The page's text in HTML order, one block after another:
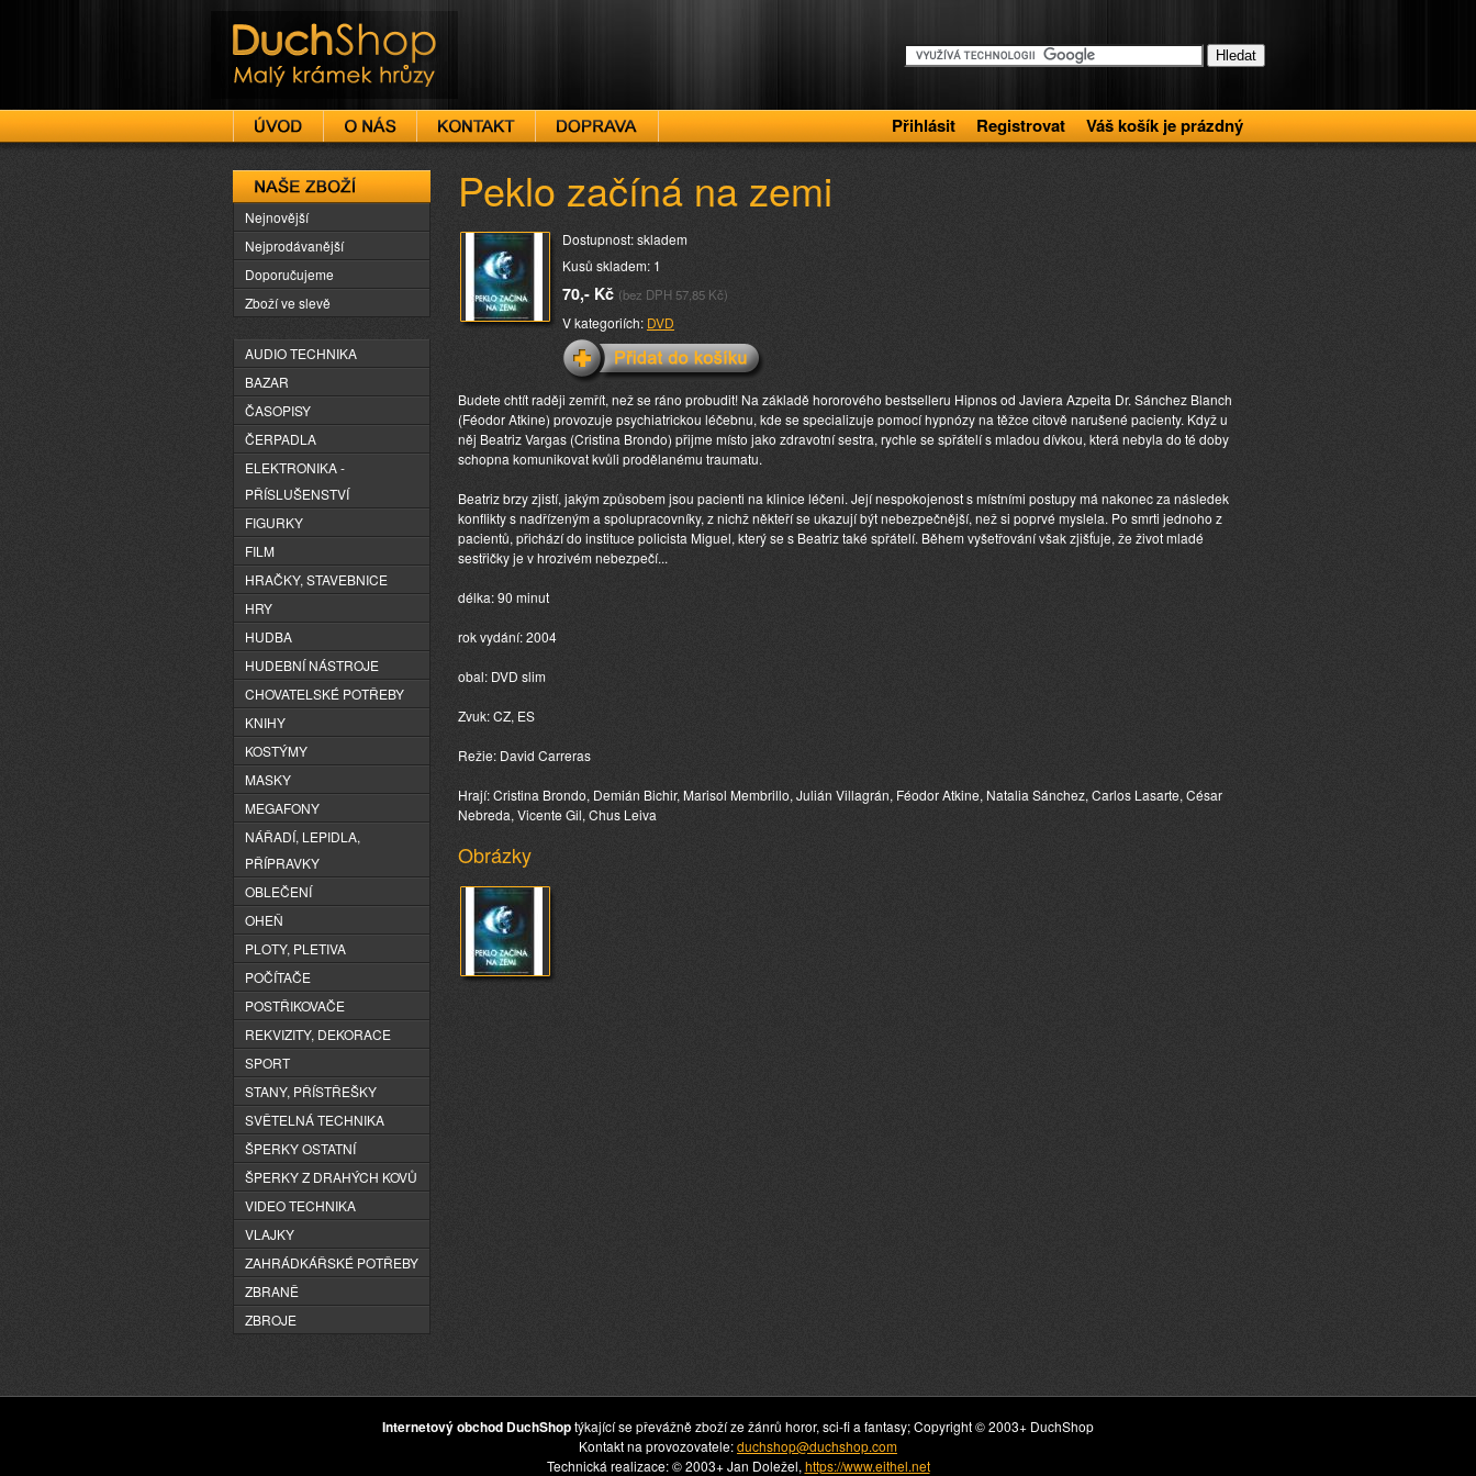
DuchShop
Přihlásit Registrovat Váš košík je prázdný
Peklo začíná na zemi
Dostupnost: skladem
Kusů skladem: 1
70,- Kč (bez DPH 57,85 Kč)
V kategoriích: DVD
Budete chtít raději zemřít, než se ráno probudit! Na základě hororového bestselleru Hipnos od Javiera Azpeita Dr. Sánchez Blanch
(Féodor Atkine) provozuje psychiatrickou léčebnu, kde se specializuje pomocí hypnózy na těžce citově narušené pacienty. Když u
něj Beatriz Vargas (Cristina Brondo) přijme místo jako zdravotní sestra, rychle se spřátelí s mladou dívkou, která nebyla do té doby
schopna komunikovat kvůli prodělanému traumatu.
Beatriz brzy zjistí, jakým způsobem jsou pacienti na klinice léčeni. Její nespokojenost s místními postupy má nakonec za následek
konflikty s nadřízeným a spolupracovníky, z nichž někteří se ukazují být nebezpečnější, než si poprvé myslela. Po smrti jednoho z
pacientů, přichází do instituce policista Miguel, který se s Beatriz také spřátelí. Během vyšetřování však zjišťuje, že život mladé
sestřičky je v hrozivém nebezpečí...
délka: 90 minut
rok vydání: 2004
obal: DVD slim
Zvuk: CZ, ES
Režie: David Carreras
Hrají: Cristina Brondo, Demián Bichir, Marisol Membrillo, Julián Villagrán, Féodor Atkine, Natalia Sánchez, Carlos Lasarte, César
Nebreda, Vicente Gil, Chus Leiva
Obrázky
Naše zboží
Nejnovější
Nejprodávanější
Doporučujeme
Zboží ve slevě
AUDIO TECHNIKA
BAZAR
ČASOPISY
ČERPADLA
ELEKTRONIKA -
PŘÍSLUŠENSTVÍ
FIGURKY
FILM
HRAČKY, STAVEBNICE
HRY
HUDBA
HUDEBNÍ NÁSTROJE
CHOVATELSKÉ POTŘEBY
KNIHY
KOSTÝMY
MASKY
MEGAFONY
NÁŘADÍ, LEPIDLA,
PŘÍPRAVKY
OBLEČENÍ
OHEŇ
PLOTY, PLETIVA
POČÍTAČE
POSTŘIKOVAČE
REKVIZITY, DEKORACE
SPORT
STANY, PŘÍSTŘEŠKY
SVĚTELNÁ TECHNIKA
ŠPERKY OSTATNÍ
ŠPERKY Z DRAHÝCH KOVŮ
VIDEO TECHNIKA
VLAJKY
ZAHRÁDKÁŘSKÉ POTŘEBY
ZBRANĚ
ZBROJE
Internetový obchod DuchShoptýkající se převážně zboží ze žánrů horor, sci-fi a fantasy; Copyright © 2003+ DuchShop
Kontakt na provozovatele:duchshop@duchshop.com
Technická realizace: © 2003+ Jan Doležel, https://www.eithel.net